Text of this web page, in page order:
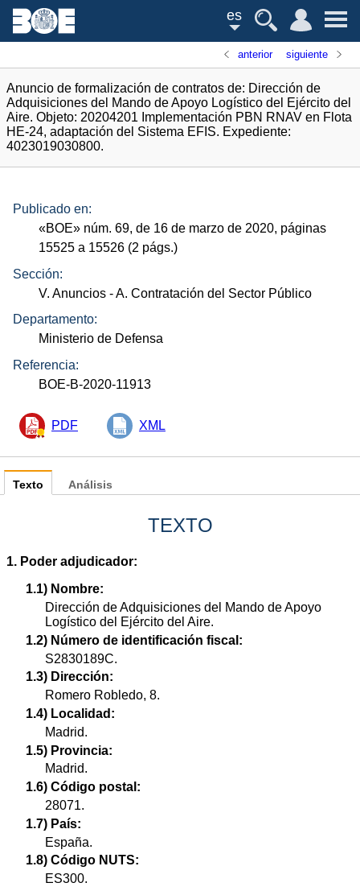
es
anterior siguiente
Anuncio de formalización de contratos de: Dirección de
Adquisiciones del Mando de Apoyo Logístico del Ejército del
Aire. Objeto: 20204201 Implementación PBN RNAV en Flota
HE-24, adaptación del Sistema EFIS. Expediente:
4023019030800.
Publicado en:
«BOE» núm. 69, de 16 de marzo de 2020, páginas
15525 a 15526 (2 págs.)
Sección:
V. Anuncios - A. Contratación del Sector Público
Departamento:
Ministerio de Defensa
Referencia:
BOE-B-2020-11913
PDF XML
Texto
TEXTO
1. Poder adjudicador:
1.1) Nombre:
Dirección de Adquisiciones del Mando de Apoyo
Logístico del Ejército del Aire.
1.2) Número de identificación fiscal:
S2830189C.
1.3) Dirección:
Romero Robledo, 8.
1.4) Localidad:
Madrid.
1.5) Provincia:
Madrid.
1.6) Código postal:
28071.
1.7) País:
España.
1.8) Código NUTS:
ES300.
Análisis